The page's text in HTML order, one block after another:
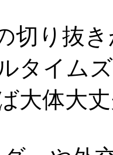
切り抜
タイム
大体大